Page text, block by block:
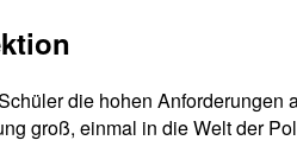
die hohen
groß, einmal in die Welt der